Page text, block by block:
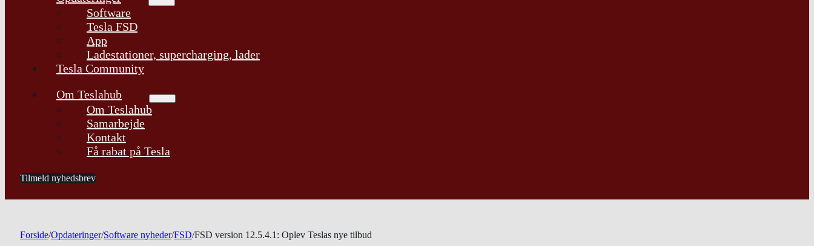
Software
Tesla FSD
App
Ladestationer, supercharging, lader
Tesla Community
Om Teslahub
Om Teslahub
Samarbejde
Kontakt
Få rabat på Tesla
Tilmeld nyhedsbrev
Forside/Opdateringer/Software nyheder/FSD/FSD version 12.5.4.1: Oplev Teslas nye tilbud